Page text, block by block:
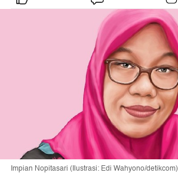
Impian Nopitasari (Ilustrasi: Edi Wahyono/detikcom)